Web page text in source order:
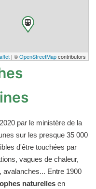
| ©OpenStreetMapcontributors
par le ministère de la
sur les presque 35 000
d'être touchées par
vagues de chaleur,
avalanches... Entre 1900
naturelles en